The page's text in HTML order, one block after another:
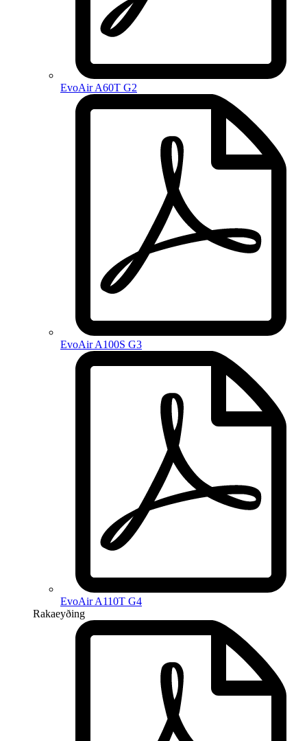
EvoAir A60T G2
EvoAir A100S G3
EvoAir A110T G4
Rakaeyðing